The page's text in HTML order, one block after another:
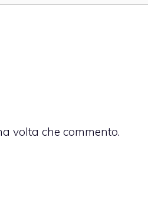
volta che commento.